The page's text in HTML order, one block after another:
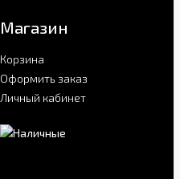
Магазин
Корзина
Оформить заказ
Личный кабинет